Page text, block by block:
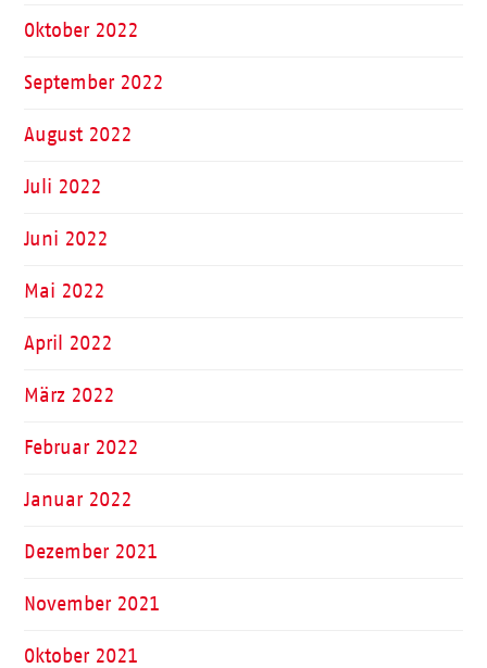
Oktober 2022
September 2022
August 2022
Juli 2022
Juni 2022
Mai 2022
April 2022
März 2022
Februar 2022
Januar 2022
Dezember 2021
November 2021
Oktober 2021